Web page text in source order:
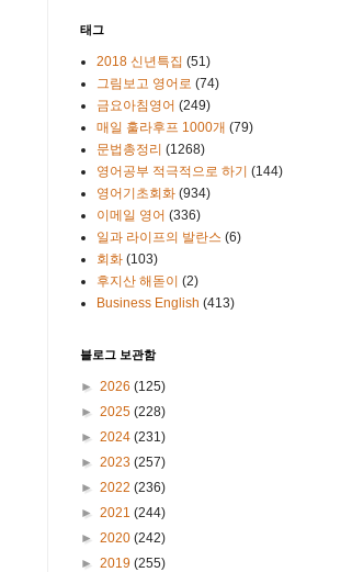
태그
2018 신년특집 (51)
그림보고 영어로 (74)
금요아침영어 (249)
매일 훌라후프 1000개 (79)
문법총정리 (1268)
영어공부 적극적으로 하기 (144)
영어기초회화 (934)
이메일 영어 (336)
일과 라이프의 발란스 (6)
회화 (103)
후지산 해돋이 (2)
Business English (413)
블로그 보관함
► 2026 (125)
► 2025 (228)
► 2024 (231)
► 2023 (257)
► 2022 (236)
► 2021 (244)
► 2020 (242)
► 2019 (255)